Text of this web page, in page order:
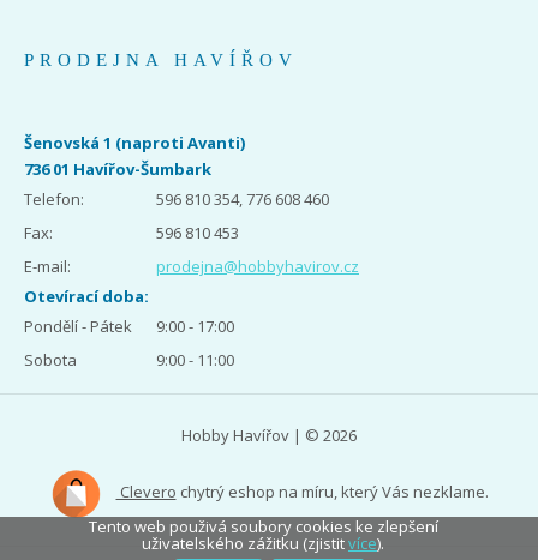
PRODEJNA HAVÍŘOV
Šenovská 1 (naproti Avanti)
736 01 Havířov-Šumbark
Telefon:
596 810 354, 776 608 460
Fax:
596 810 453
E-mail:
prodejna@hobbyhavirov.cz
Otevírací doba:
Pondělí - Pátek
9:00 - 17:00
Sobota
9:00 - 11:00
Hobby Havířov | © 2026
Clevero chytrý eshop na míru, který Vás nezklame.
Tento web použivá soubory cookies ke zlepšení
uživatelského zážitku (zjistitvíce).